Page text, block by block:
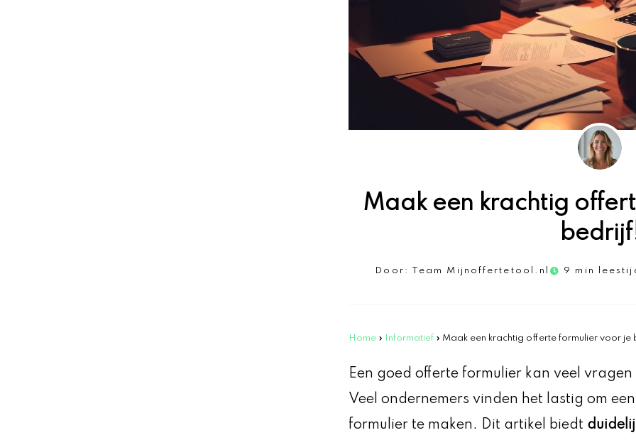
Maak een krachtig
Door: Team Mijnoffertetool.nl 9 min
Home » Informatief » Maak een krachtig offerte formulier voor je
Een goed offerte formulier kan veel
Veel ondernemers vinden het lastig om
formulier te maken. Dit artikel biedt